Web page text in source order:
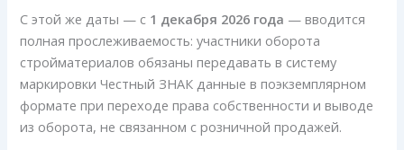
С этой же даты — с 1 декабря 2026 года — вводится
полная прослеживаемость: участники оборота
стройматериалов обязаны передавать в систему
маркировки Честный ЗНАК данные в поэкземплярном
формате при переходе права собственности и выводе
из оборота, не связанном с розничной продажей.